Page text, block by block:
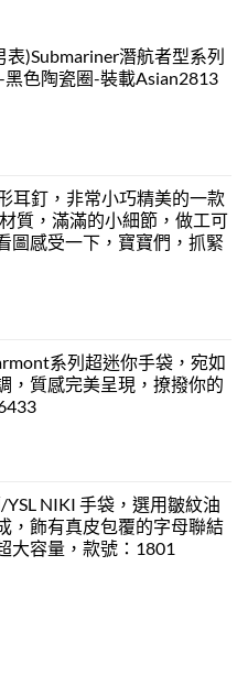
表)Submariner潛航者型系列
色陶瓷圈-裝載Asian2813
耳釘，非常小巧精美的一款
質，滿滿的小細節，做工可
圖感受一下，寶寶們，抓緊
系列超迷你手袋，宛如
，質感完美呈現，撩撥你的
YSL NIKI 手袋，選用皺紋油
，飾有真皮包覆的字母聯結
大容量，款號：1801